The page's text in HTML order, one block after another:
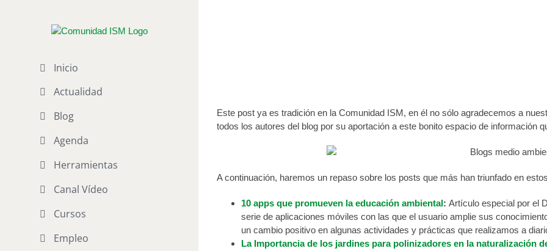
Inicio
Actualidad
Blog
Agenda
Herramientas
Canal Vídeo
Cursos
Empleo
Este post ya es tradición en la Comunidad ISM, en él no sólo agradecemos a
todos los autores del blog por su aportación a este bonito espacio de información
A continuación, haremos un repaso sobre los posts que más han triunfado en
10 apps que promueven la educación ambiental: Artículo especial por el
serie de aplicaciones móviles con las que el usuario amplie sus
un cambio positivo en algunas actividades y prácticas que realizamos a
La Importancia de los jardines para polinizadores en la naturalización